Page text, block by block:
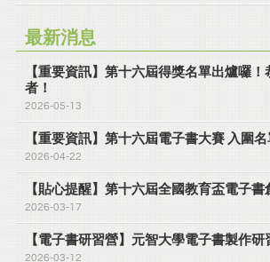
最新消息
【重要資訊】第十六屆得獎名單出爐囉
者！
2026-05-13
【重要資訊】第十六屆電子書大賽 入圍名
2026-04-22
【貼心提醒】第十六屆全國教育盃電子
2026-03-17
【電子書研習營】元智大學電子書製作研
2026-03-12